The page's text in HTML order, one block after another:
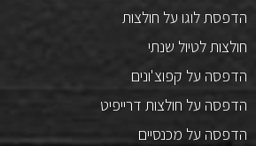
הדפסת לוגו על חולצות
חולצות לטיול שנתי
הדפסה על קפוצ'ונים
הדפסה על חולצות דרייפיט
הדפסה על מכנסיים